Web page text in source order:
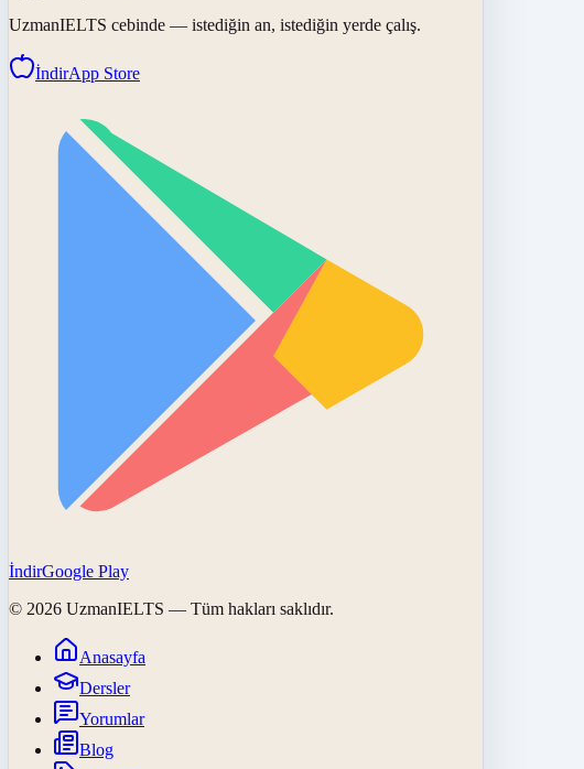
UzmanIELTS cebinde — istediğin an, istediğin yerde çalış.
İndirApp Store
İndirGoogle Play
© 2026 UzmanIELTS — Tüm hakları saklıdır.
Anasayfa
Dersler
Yorumlar
Blog